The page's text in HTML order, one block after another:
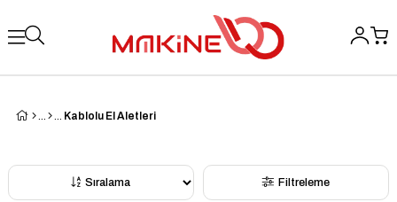
Kablolu El Aletleri
Filtreleme
Sıralama